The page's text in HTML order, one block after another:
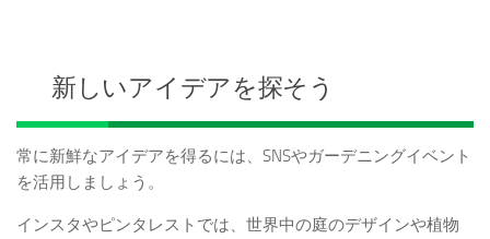
新しいアイデアを探そう
常に新鮮なアイデアを得るには、SNSやガーデニングイベント
を活用しましょう。
インスタやピンタレストでは、世界中の庭のデザインや植物